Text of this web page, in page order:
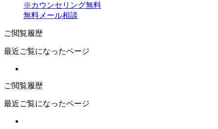
※カウンセリング無料
無料メール相談
ご閲覧履歴
最近ご覧になったページ
ご閲覧履歴
最近ご覧になったページ